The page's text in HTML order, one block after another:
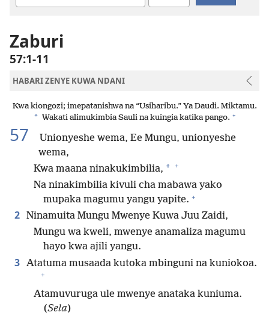
Vitabu
Biblia
Zaburi
57:1-11
HABARI ZENYE KUWA NDANI
Kwa kiongozi; imepatanishwa na “Usiharibu.” Ya Daudi. Miktamu.
* Wakati alimukimbia Sauli na kuingia katika pango. +
57
Unionyeshe wema, Ee Mungu, unionyeshe
wema,
Kwa maana ninakukimbilia, * +
Na ninakimbilia kivuli cha mabawa yako
mupaka magumu yangu yapite. +
2 Ninamuita Mungu Mwenye Kuwa Juu Zaidi,
Mungu wa kweli, mwenye anamaliza magumu
hayo kwa ajili yangu.
3 Atatuma musaada kutoka mbinguni na kuniokoa.
+
Atamuvuruga ule mwenye anataka kuniuma.
(Sela)